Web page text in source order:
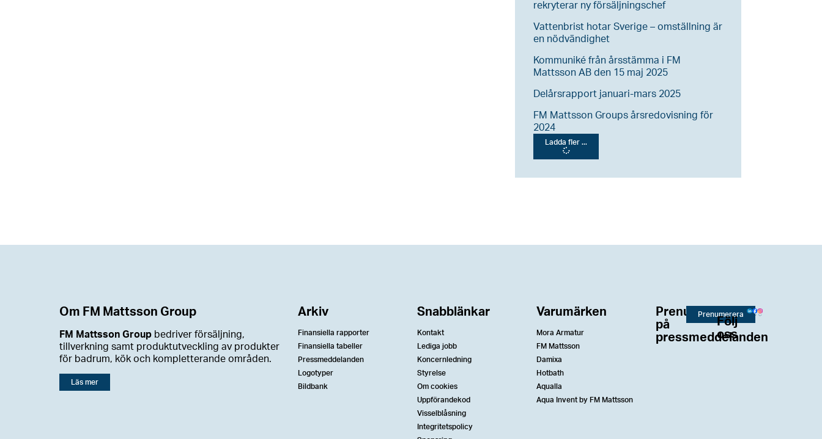
rekryterar ny försäljningschef
Vattenbrist hotar Sverige – omställning är
en nödvändighet
Kommuniké från årsstämma i FM
Mattsson AB den 15 maj 2025
Delårsrapport januari-mars 2025
FM Mattsson Groups årsredovisning för
2024
Ladda fler ...
Om FM Mattsson Group
FM Mattsson Group bedriver försäljning,
tillverkning samt produktutveckling av produkter
för badrum, kök och kompletterande områden.
Läs mer
Arkiv
Finansiella rapporter
Finansiella tabeller
Pressmeddelanden
Logotyper
Bildbank
Snabblänkar
Kontakt
Lediga jobb
Koncernledning
Styrelse
Om cookies
Uppförandekod
Visselblåsning
Integritetspolicy
Varumärken
Mora Armatur
FM Mattsson
Damixa
Hotbath
Aqualla
Aqua Invent by FM Mattsson
Prenumerera
på
pressmeddelanden
Prenumerera
Följ
oss